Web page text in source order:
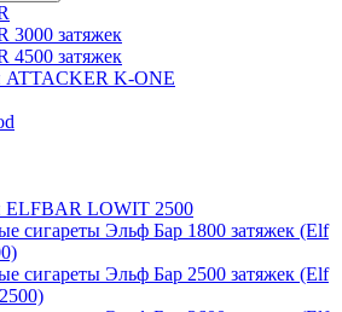
3000 затяжек
4500 затяжек
ATTACKER K-ONE
ELFBAR LOWIT 2500
сигареты Эльф Бар 1800 затяжек (Elf
сигареты Эльф Бар 2500 затяжек (Elf